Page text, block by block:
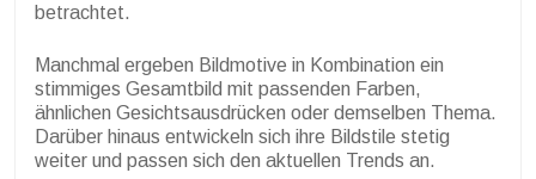
betrachtet.
Manchmal ergeben Bildmotive in Kombination ein
stimmiges Gesamtbild mit passenden Farben,
ähnlichen Gesichtsausdrücken oder demselben Thema.
Darüber hinaus entwickeln sich ihre Bildstile stetig
weiter und passen sich den aktuellen Trends an.